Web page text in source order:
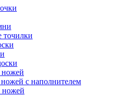
точилки
ножей
с наполнителем
ножей